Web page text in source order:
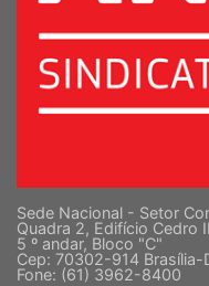
Sede Nacional - Setor
Quadra 2, Edifício Cedro II
5 º andar, Bloco "C"
Cep: 70302-914 Brasília-
Fone: (61) 3962-8400